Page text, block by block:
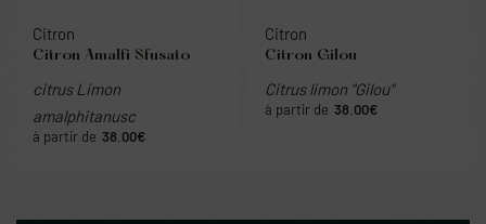
Citron
Citron Amalfi Sfusato
citrus Limon
amalphitanusc
38.00€
Citron
Citron Gilou
Citrus limon "Gilou"
38.00€